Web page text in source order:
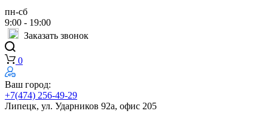
пн-сб
9:00 - 19:00
Заказать звонок
0
Ваш город:
+7(474) 256-49-29
Липецк, ул. Ударников 92а, офис 205